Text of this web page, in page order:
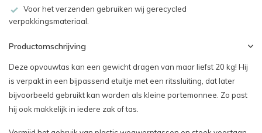
Voor het verzenden gebruiken wij gerecycled
verpakkingsmateriaal.
Productomschrijving
Deze opvouwtas kan een gewicht dragen van maar liefst 20 kg! Hij
is verpakt in een bijpassend etuitje met een ritssluiting, dat later
bijvoorbeeld gebruikt kan worden als kleine portemonnee. Zo past
hij ook makkelijk in iedere zak of tas.